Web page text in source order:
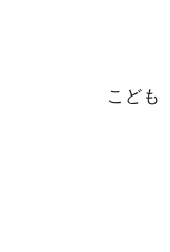
こども